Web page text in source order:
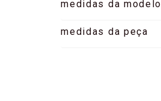
medidas da modelo
medidas da peça